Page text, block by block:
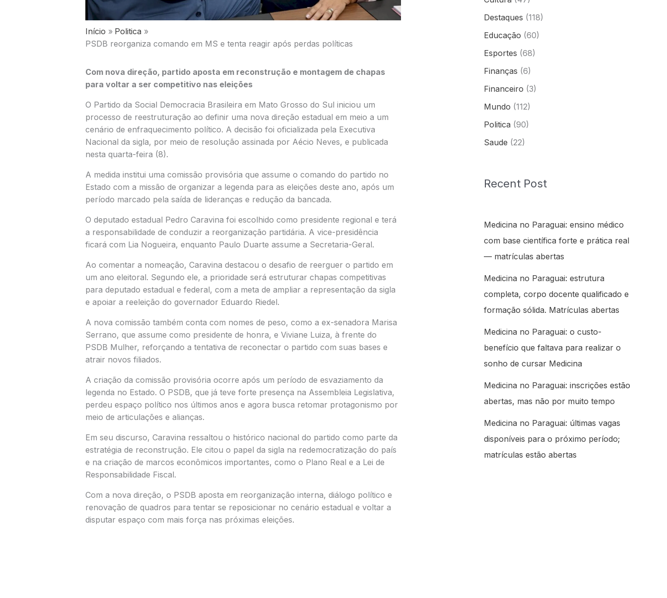
Início
Politica
PSDB reorganiza comando em MS e tenta reagir após perdas políticas
Com nova direção, partido aposta em reconstrução e montagem de chapas
para voltar a ser competitivo nas eleições
O Partido da Social Democracia Brasileira em Mato Grosso do Sul iniciou um
processo de reestruturação ao definir uma nova direção estadual em meio a um
cenário de enfraquecimento político. A decisão foi oficializada pela Executiva
Nacional da sigla, por meio de resolução assinada por Aécio Neves, e publicada
nesta quarta-feira (8).
A medida institui uma comissão provisória que assume o comando do partido no
Estado com a missão de organizar a legenda para as eleições deste ano, após um
período marcado pela saída de lideranças e redução da bancada.
O deputado estadual Pedro Caravina foi escolhido como presidente regional e terá
a responsabilidade de conduzir a reorganização partidária. A vice-presidência
ficará com Lia Nogueira, enquanto Paulo Duarte assume a Secretaria-Geral.
Ao comentar a nomeação, Caravina destacou o desafio de reerguer o partido em
um ano eleitoral. Segundo ele, a prioridade será estruturar chapas competitivas
para deputado estadual e federal, com a meta de ampliar a representação da sigla
e apoiar a reeleição do governador Eduardo Riedel.
A nova comissão também conta com nomes de peso, como a ex-senadora Marisa
Serrano, que assume como presidente de honra, e Viviane Luiza, à frente do
PSDB Mulher, reforçando a tentativa de reconectar o partido com suas bases e
atrair novos filiados.
A criação da comissão provisória ocorre após um período de esvaziamento da
legenda no Estado. O PSDB, que já teve forte presença na Assembleia Legislativa,
perdeu espaço político nos últimos anos e agora busca retomar protagonismo por
meio de articulações e alianças.
Em seu discurso, Caravina ressaltou o histórico nacional do partido como parte da
estratégia de reconstrução. Ele citou o papel da sigla na redemocratização do país
e na criação de marcos econômicos importantes, como o Plano Real e a Lei de
Responsabilidade Fiscal.
Com a nova direção, o PSDB aposta em reorganização interna, diálogo político e
renovação de quadros para tentar se reposicionar no cenário estadual e voltar a
disputar espaço com mais força nas próximas eleições.
Destaques (118)
Educação (60)
Esportes (68)
Finanças (6)
Financeiro (3)
Mundo (112)
Politica (90)
Saude (22)
Recent Post
Medicina no Paraguai: ensino médico
com base científica forte e prática real
— matrículas abertas
Medicina no Paraguai: estrutura
completa, corpo docente qualificado e
formação sólida. Matrículas abertas
Medicina no Paraguai: o custo-
benefício que faltava para realizar o
sonho de cursar Medicina
Medicina no Paraguai: inscrições estão
abertas, mas não por muito tempo
Medicina no Paraguai: últimas vagas
disponíveis para o próximo período;
matrículas estão abertas